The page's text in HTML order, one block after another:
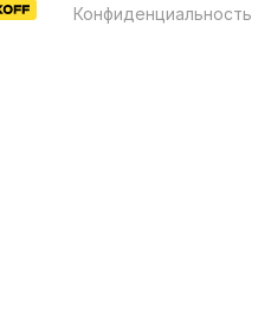
Конфиденциальность